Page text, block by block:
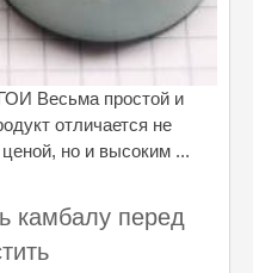
Весьма простой и
отличается не
но и высоким ...
камбалу перед